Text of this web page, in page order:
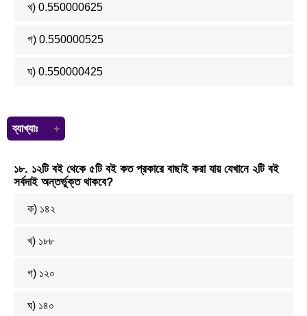
খ) 0.550000625
গ) 0.550000525
ঘ) 0.550000425
ব্যাখ্যাঃ
১৮. ১২টি বই থেকে ৫টি বই কত প্রকারে বাছাই করা যায় যেখানে ২টি বই
সর্বদাই অন্তর্ভুক্ত থাকবে?
ক) ১৪২
খ) ১৮৮
গ) ১২০
ঘ) ১৪০